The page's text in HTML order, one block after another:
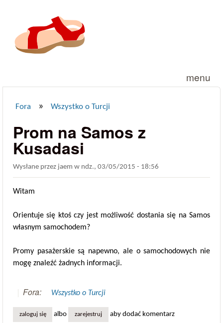
menu
Fora » Wszystko o Turcji
Prom na Samos z
Kusadasi
Wysłane przez jaem w ndz., 03/05/2015 - 18:56
Witam
Orientuje się ktoś czy jest możliwość dostania się na Samos
własnym samochodem?
Promy pasażerskie są napewno, ale o samochodowych nie
mogę znaleźć żadnych informacji.
Fora: Wszystko o Turcji
zaloguj się albo zarejestruj aby dodać komentarz